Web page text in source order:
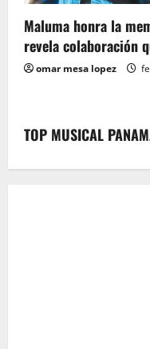
Maluma honra la
revela colaboración
omar mesa lopez
TOP MUSICAL